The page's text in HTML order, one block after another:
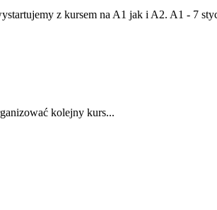
z kursem na A1 jak i A2. A1 - 7
kolejny kurs...